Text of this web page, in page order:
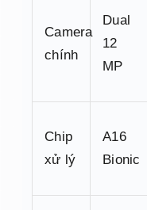
Camera
chính
Dual
12
MP
Chip
xử lý
A16
Bionic